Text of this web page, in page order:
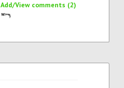
Add/View comments (2)